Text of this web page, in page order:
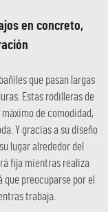
en concreto,
que pasan largas
Estas rodilleras de
de comodidad,
Y gracias a su diseño
lugar alrededor del
fija mientras realiza
que preocuparse por el
trabaja.